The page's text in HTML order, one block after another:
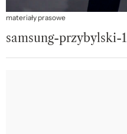
materiały prasowe
samsung-przybylski-1